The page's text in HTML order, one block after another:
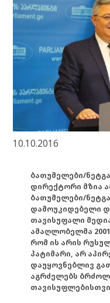
10.10.2016
ბათუმელები/
დირექტორი მზია
ბათუმელები/
დამოუკიდებელი
თავისუფალი
ამაღლობელმა
რომ ის არის
პატიმარი, არ
დაუყოვნებლივ
აგრძელებს